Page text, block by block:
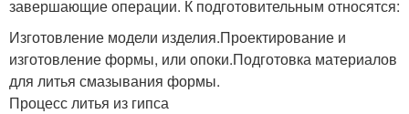
завершающие операции. К подготовительным относятся:
Изготовление модели изделия.Проектирование и
изготовление формы, или опоки.Подготовка материалов
для литья смазывания формы.
Процесс литья из гипса